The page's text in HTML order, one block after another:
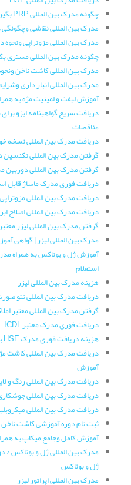
چگونه مدرک بین المللی PRP بگیریم؟
مدرک بین المللی نقاشی
مدرک بین المللی مزوتراپی ونحوه
چگونه مدرک بین المللی مستری
مدرک بین المللی کاشت ناخن
مدرک بین المللی انبار داری
آموزش لیفت و لمینیت مژه به
دریافت سریع گواهینامه ایزو
مناقصات
دریافت مدرک بین المللی نسخه
گرفتن مدرک بین المللی تکنسین
گرفتن مدرک بین المللی دوربین
دریافت فوری مدرک ماساژ قابل
دریافت مدرک بین المللی
دریافت مدرک بین المللی اصلاح
گرفتن مدرک بین المللی لیزر
مدرک بین المللی لیزر | گواهی
آموزش ژل و بوتاکس به همراه
استعلام
هزینه مدرک بین المللی لیزر
دریافت مدرک بین المللی تتو
گرفتن مدرک بین المللی معتبر
دریافت فوری مدرک معتبر ICDL
هزینه دریافت فوری مدرک HSE بدون آزمون
دریافت مدرک بین المللی کاشت
آموزش
دریافت مدرک بین المللی رنگ و
دریافت مدرک بین المللی
دریافت مدرک بین المللی
ثبت نام دوره آموزشی کاشت
آموزش کامل وجامع میکاپ به
مدرک بین المللی ژل و بوتاکس /
ژل و بوتاکس
مدرک بین المللی اپراتور لیزر